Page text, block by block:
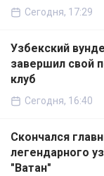
Сегодня, 17:29
Узбекский
завершил свой
клуб
Сегодня, 16:40
Скончался
легендарного
"Ватан"